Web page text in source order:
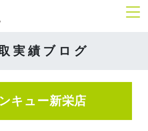
実績ブログ
キュー新栄店